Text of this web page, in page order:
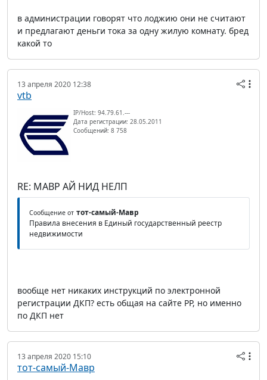
в администрации говорят что лоджию они не считают
и предлагают деньги тока за одну жилую комнату. бред
какой то
13 апреля 2020 12:38
vtb
IP/Host: 94.79.61.---
Дата регистрации: 28.05.2011
Сообщений: 8 758
RE: МАВР АЙ НИД НЕЛП
Сообщение от тот-самый-Мавр
Правила внесения в Единый государственный реестр
недвижимости
вообще нет никаких инструкций по электронной
регистрации ДКП? есть общая на сайте РР, но именно
по ДКП нет
13 апреля 2020 15:10
тот-самый-Мавр